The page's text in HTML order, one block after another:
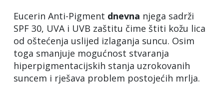
Eucerin Anti-Pigment dnevna njega sadrži
SPF 30, UVA i UVB zaštitu čime štiti kožu lica
od oštećenja uslijed izlaganja suncu. Osim
toga smanjuje mogućnost stvaranja
hiperpigmentacijskih stanja uzrokovanih
suncem i rješava problem postojećih mrlja.